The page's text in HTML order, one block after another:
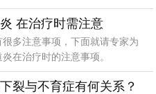
在治疗时需注意
多注意事项，下面就请专家为
在治疗时的注意事项。
裂与不育症有何关系？